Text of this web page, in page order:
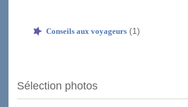
Conseils aux voyageurs (1)
Sélection photos